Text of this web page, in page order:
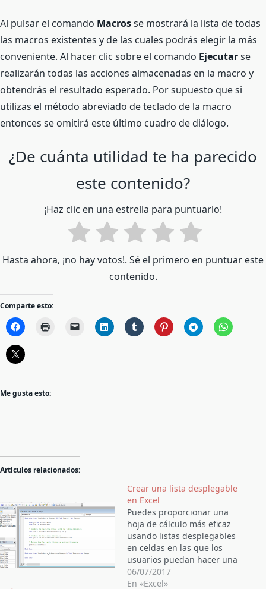
Al pulsar el comando Macrosse mostrará la lista de todas
las macros existentes y de las cuales podrás elegir la más
conveniente. Al hacer clic sobre el comando Ejecutarse
realizarán todas las acciones almacenadas en la macro y
obtendrás el resultado esperado. Por supuesto que si
utilizas el método abreviado de teclado de la macro
entonces se omitirá este último cuadro de diálogo.
¿De cuánta utilidad te ha parecido
este contenido?
¡Haz clic en una estrella para puntuarlo!
Hasta ahora, ¡no hay votos!. Sé el primero en puntuar este
contenido.
Comparte esto:
Me gusta esto:
Artículos relacionados:
Crear una lista desplegable
en Excel
Puedes proporcionar una
hoja de cálculo más eficaz
usando listas desplegables
en celdas en las que los
usuarios puedan hacer una
selección de Sí o No,
seleccionar una fecha de un
06/07/2017
En «Excel»